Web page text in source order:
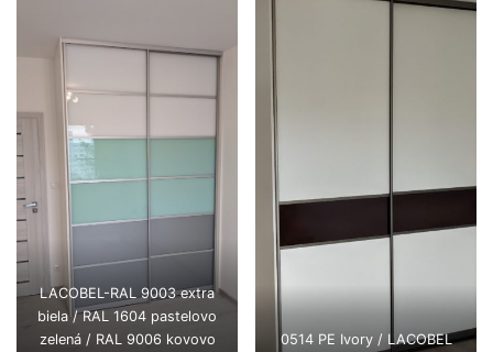
LACOBEL-RAL 9003 extra
biela / RAL 1604 pastelovo
zelená / RAL 9006 kovovo
0514 PE Ivory / LACOBEL